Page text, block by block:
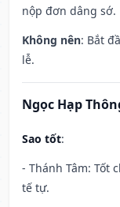
nộp đơn dâng sớ.
Không nên: Bắt
lễ.
Ngọc Hạp
Sao tốt:
- Thánh Tâm: Tốt
tế tự.